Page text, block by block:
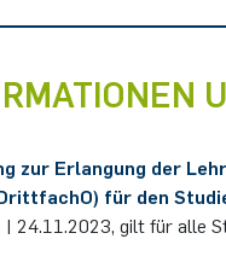
zur Erlangung der
für den
24.11.2023, gilt für alle